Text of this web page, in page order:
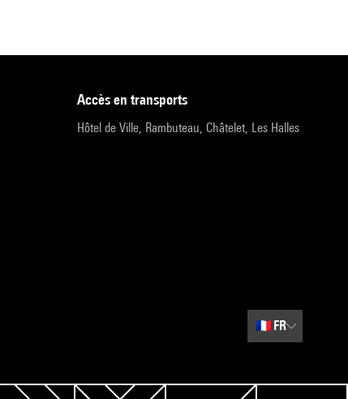
accès en transports
Hôtel de Ville, Rambuteau, Châtelet, Les Halles
🇫🇷 FR